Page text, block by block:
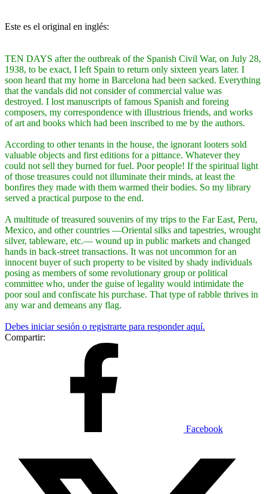
Este es el original en inglés:
TEN DAYS after the outbreak of the Spanish Civil War, on July 28,
1938, to be exact, I left Spain to return only sixteen years later. I
soon heard that my home in Barcelona had been sacked. Everything
that the vandals did not consider of commercial value was
destroyed. I lost manuscripts of famous Spanish and foreing
composers, my correspondence with illustrious friends, and works
of art and books which had been inscribed to me by the authors.
According to other tenants in the house, the ignorant looters sold
valuable objects and first editions for a pittance. Whatever they
could not sell they burned for fuel. Poor people! If the spiritual light
of those treasures could not illuminate their minds, at least the
bonfires they made with them warmed their bodies. So my library
served a practical purpose to the end.
A multitude of treasured souvenirs of my trips to the Far East, Peru,
Mexico, and other countries —Oriental silks and tapestries, wrought
silver, tableware, etc.— wound up in public markets and changed
hands in back-street transactions. It was not uncommon for an
innocent buyer of such property to be visited by shady individuals
posing as members of some revolutionary group or political
committee who, under the guise of legality would intimidate the
poor soul and confiscate his purchase. That type of rabble thrives in
any war and demeans any flag.
Debes iniciar sesión o registrarte para responder aquí.
Compartir:
Facebook